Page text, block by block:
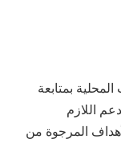
بمتابعة
اللازم
المرجوة من